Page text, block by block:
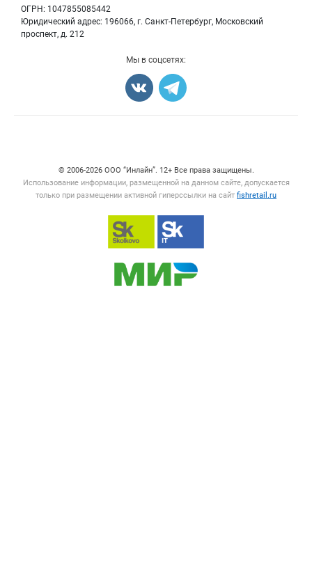
ОГРН: 1047855085442
Юридический адрес: 196066, г. Санкт-Петербург, Московский
проспект, д. 212
Блог
Мы в соцсетях:
© 2006‑2026 ООО “Инлайн”. 12+ Все права защищены.
Использование информации, размещенной на данном сайте, допускается
только при размещении активной гиперссылки на сайт fishretail.ru